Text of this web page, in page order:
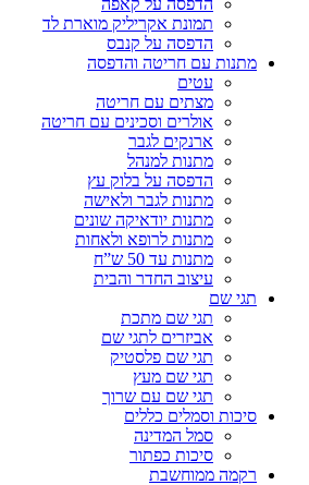
הדפסה על קאפה
תמונת אקריליק מוארת לד
הדפסה על קנבס
מתנות עם חריטה והדפסה
עטים
מצתים עם חריטה
אולרים וסכינים עם חריטה
ארנקים לגבר
מתנות למנהל
הדפסה על בלוק עץ
מתנות לגבר ולאישה
מתנות יודאיקה שונים
מתנות לרופא ולאחות
מתנות עד 50 ש”ח
עיצוב החדר והבית
תגי שם
תגי שם מתכת
אביזרים לתגי שם
תגי שם פלסטיק
תגי שם מעץ
תגי שם עם שרוך
סיכות וסמלים כללים
סמל המדינה
סיכות כפתור
רקמה ממוחשבת